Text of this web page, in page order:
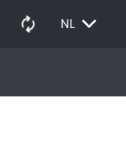
autorenew NL EXPAND_MORE